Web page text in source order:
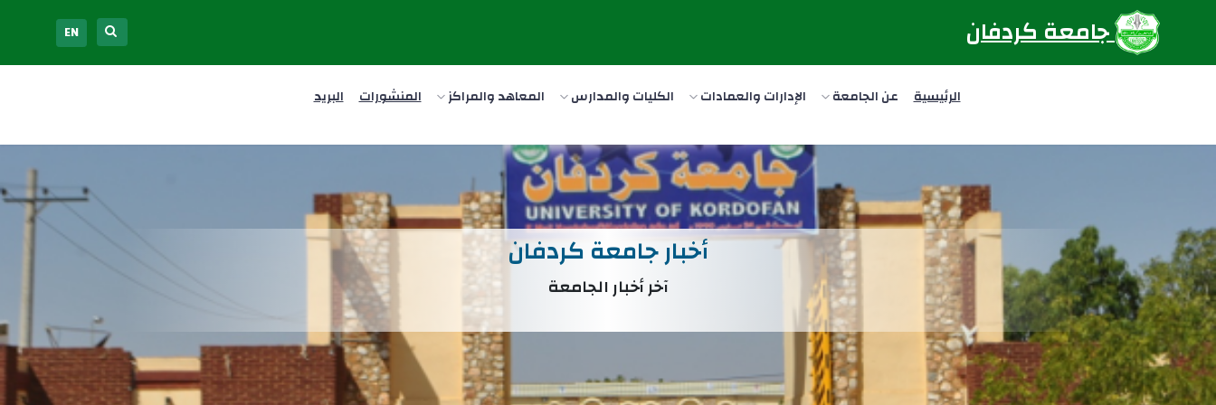
جامعة كردفان EN
الرئيسية عن الجامعة الإدارات والعمادات الكليات والمدارس المعاهد والمراكز المنشورات البريد
أخبار جامعة كردفان
آخر أخبار الجامعة